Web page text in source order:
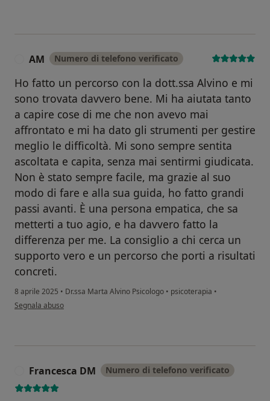
AM Numero di telefono verificato
Ho fatto un percorso con la dott.ssa Alvino e mi
sono trovata davvero bene. Mi ha aiutata tanto
a capire cose di me che non avevo mai
affrontato e mi ha dato gli strumenti per gestire
meglio le difficoltà. Mi sono sempre sentita
ascoltata e capita, senza mai sentirmi giudicata.
Non è stato sempre facile, ma grazie al suo
modo di fare e alla sua guida, ho fatto grandi
passi avanti. È una persona empatica, che sa
metterti a tuo agio, e ha davvero fatto la
differenza per me. La consiglio a chi cerca un
supporto vero e un percorso che porti a risultati
concreti.
8 aprile 2025 • Dr.ssa Marta Alvino Psicologo • psicoterapia •
secondo l'opinione dell'utente AM
Segnala abuso
Francesca DM Numero di telefono verificato